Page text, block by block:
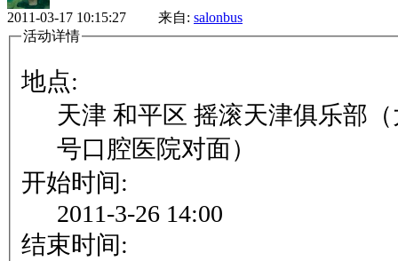
2011-03-17 10:15:27 来自: salonbus
活动详情
地点:
天津 和平区 摇滚天津俱乐部
号口腔医院对面）
开始时间:
2011-3-26 14:00
结束时间: